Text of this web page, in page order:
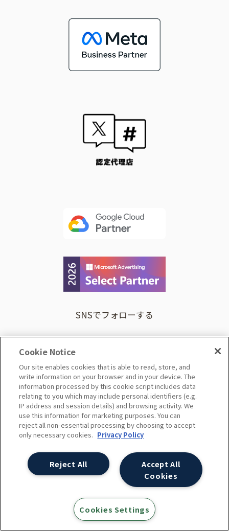
SNSでフォローする
お問い合わせ
サイトマップ
c 2006 Ayudante, inc.
Cookie Notice
Our site enables cookies that is able to read, store, and
write information on your browser and in your device. The
information processed by this cookie script includes data
relating to you which may include personal identifiers (e.g.
IP address and session details) and browsing activity. We
use this information for marketing purposes. You can
reject all non-essential processing by choosing to accept
only necessary cookies. Privacy Policy
Accept All
Cookies
Reject All
Cookies Settings